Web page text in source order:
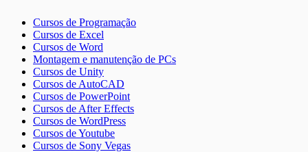
Cursos de Programação
Cursos de Excel
Cursos de Word
Montagem e manutenção de PCs
Cursos de Unity
Cursos de AutoCAD
Cursos de PowerPoint
Cursos de After Effects
Cursos de WordPress
Cursos de Youtube
Cursos de Sony Vegas